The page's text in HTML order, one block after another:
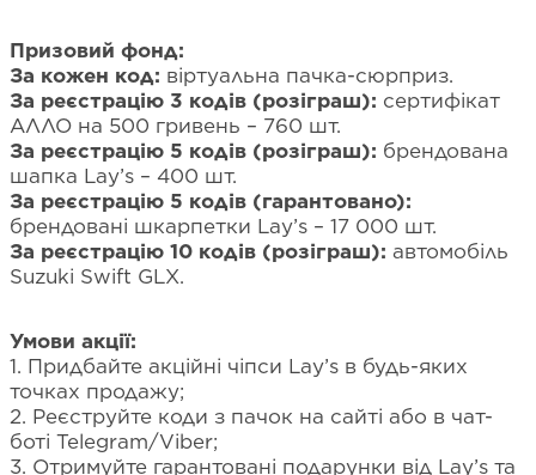
Призовий фонд:
За кожен код: віртуальна пачка-сюрприз.
За реєстрацію 3 кодів (розіграш): сертифікат
АЛЛО на 500 гривень – 760 шт.
За реєстрацію 5 кодів (розіграш): брендована
шапка Lay’s – 400 шт.
За реєстрацію 5 кодів (гарантовано):
брендовані шкарпетки Lay’s – 17 000 шт.
За реєстрацію 10 кодів (розіграш): автомобіль
Suzuki Swift GLX.
Умови акції:
1. Придбайте акційні чіпси Lay’s в будь-яких
точках продажу;
2. Реєструйте коди з пачок на сайті або в чат-
боті Telegram/Viber;
3. Отримуйте гарантовані подарунки від Lay’s та